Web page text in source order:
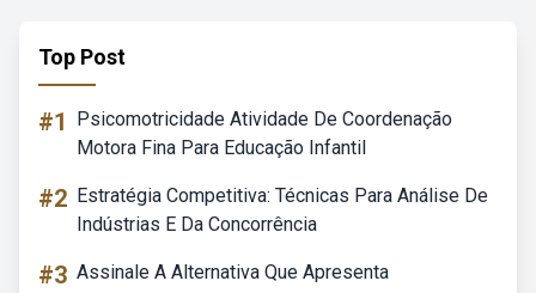
Top Post
#1
Psicomotricidade Atividade De Coordenação
Motora Fina Para Educação Infantil
#2 Estratégia Competitiva: Técnicas Para Análise De
Indústrias E Da Concorrência
#3 Assinale A Alternativa Que Apresenta